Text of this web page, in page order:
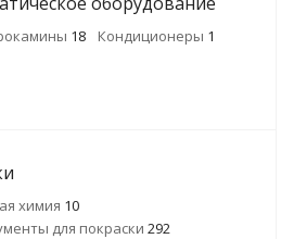
18 Кондиционеры 1
химия 10
для покраски 292